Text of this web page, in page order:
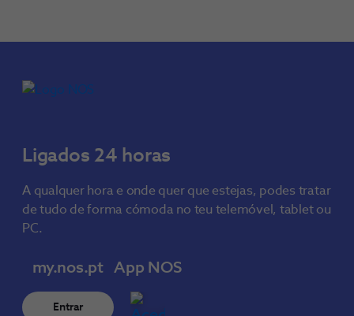
Ligados 24 horas
A qualquer hora e onde quer que estejas, podes tratar
de tudo de forma cómoda no teu telemóvel, tablet ou
PC.
my.nos.pt
Entrar
App NOS